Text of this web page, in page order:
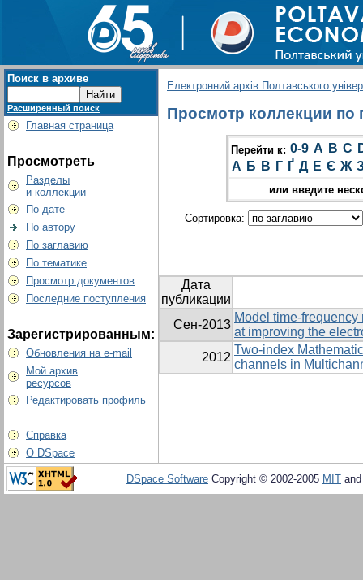
Поиск в архиве
Расширенный поиск
Главная страница
Просмотреть
Разделы
и коллекции
По дате
По автору
По заглавию
По тематике
Просмотр документов
Последние поступления
Зарегистрированным:
Обновления на e-mail
Мой архив
ресурсов
Редактировать профиль
Справка
О DSpace
Електронний архів Полтавського
Просмотр коллекции по
Перейти к: 0-9 A B C
А Б В Г Ґ Д Е Є Ж
или введите
Сортировка:
Дата
публикации
Сен-2013
Model time-
at improving the
2012
Two-index
channels in
DSpace Software Copyright © 2002-2005 MIT